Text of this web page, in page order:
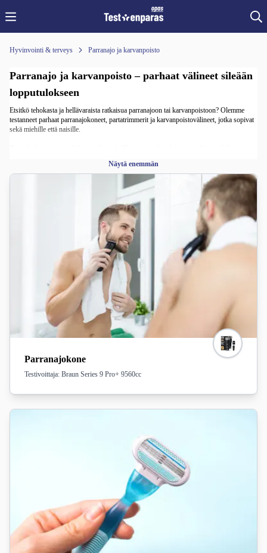
Hyvinvointi & terveys Parranajo ja karvanpoisto
Parranajo ja karvanpoisto – parhaat välineet sileään
lopputulokseen
Etsitkö tehokasta ja hellävaraista ratkaisua parranajoon tai karvanpoistoon? Olemme
testanneet parhaat parranajokoneet, partatrimmerit ja karvanpoistovälineet, jotka sopivat
sekä miehille että naisille.
Tutustu testivoittajiin ja nauti sileästä ihosta helposti ja turvallisesti.
Näytä enemmän
Parranajokone
Testivoittaja: Braun Series 9 Pro+ 9560cc